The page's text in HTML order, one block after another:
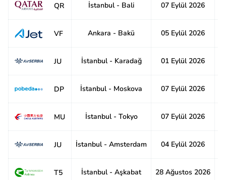
QR İstanbul - Bali 07 Eylül 2026
VF Ankara - Bakü 05 Eylül 2026
JU İstanbul - Karadağ 01 Eylül 2026
DP İstanbul - Moskova 07 Eylül 2026
MU İstanbul - Tokyo 07 Eylül 2026
JU İstanbul - Amsterdam 04 Eylül 2026
T5 İstanbul - Aşkabat 28 Ağustos 2026